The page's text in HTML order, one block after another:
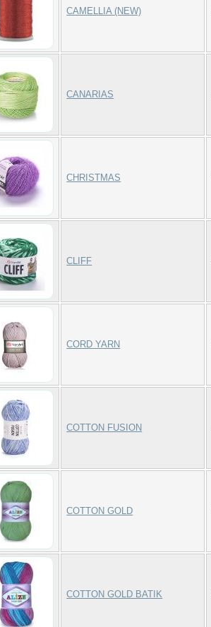
CAMELLIA (NEW)
CANARIAS
CHRISTMAS
CLIFF
CORD YARN
COTTON FUSION
COTTON GOLD
COTTON GOLD BATIK